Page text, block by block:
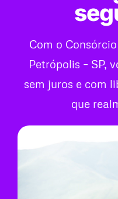
Com o
Petrópolis – SP,
sem juros e com
que